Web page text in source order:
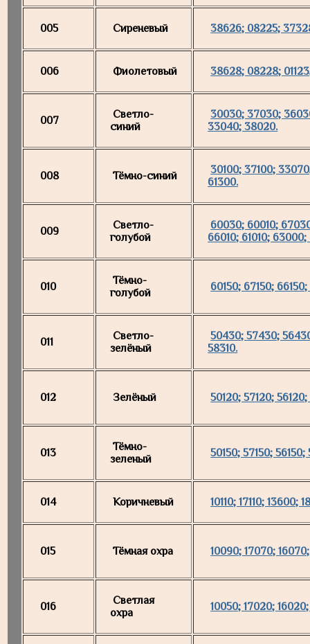
005 Сиреневый 38626; 08225;
006 Фиолетовый 38628; 08228;
007
Светло-
синий
30030; 37030;
33040; 38020.
008 Тёмно-синий
30100; 37100;
61300.
009
Светло-
голубой
60030; 60010;
66010; 61010;
010
Тёмно-
голубой
60150; 67150;
011
Светло-
зелёный
50430; 57430;
58310.
012 Зелёный 50120; 57120;
013
Тёмно-
зеленый
50150; 57150;
014 Коричневый 10110; 17110; 13600;
015 Тёмная охра 10090; 17070; 16070;
016
Светлая
охра
10050;17020;